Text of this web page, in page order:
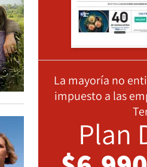
La mayoría no
impuesto a las
Plan